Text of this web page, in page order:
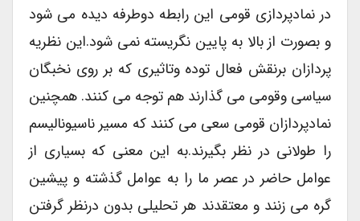
در نمادپردازی قومی این رابطه دوطرفه دیده می شود
و بصورت از بالا به پایین نگریسته نمی شود.این نظریه
پردازان برنقش فعال توده وتاثیری که بر روی نخبگان
سیاسی وقومی می گذارند هم توجه می کنند. همچنین
نمادپردازان قومی سعی می کنند که مسیر ناسیونالیسم
را طولانی در نظر بگیرند.به این معنی که بسیاری از
عوامل حاضر در عصر ما را به عوامل گذشته و پیشین
گره می زنند و معتقدند هر تحلیلی بدون درنظر گرفتن